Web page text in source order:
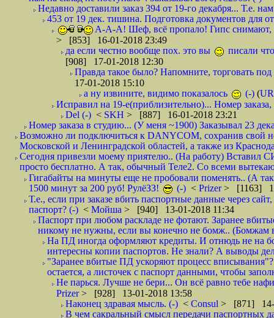
Недавно доставили заказ 394 от 19-го декабря... Т.е.
453 от 19 дек. тишина. Подготовка документов для
А-А-А! Шеф, всё пропало! Гипс снимают,
> [853] 16-01-2018 23:49
да если честно вообще пох. это вы
писали
[908] 17-01-2018 12:30
Правда такое было? Напомните, торговать
17-01-2018 15:10
а ну извините, видимо показалось
(-) (
Исправил на 19-е(приблизительно)... Номер
Del (-) < SKH > [887] 16-01-2018 23:21
Номер заказа в студию... (У меня ~1900) Заказывал 23
Возможно ли подключиться к DANYCOM, сохранив свой
Московской и Ленинградской областей, а также из
Сегодня привезли моему приятелю.. (На работу) Вставил
просто бесплатно. А так, обычный Теле2. Со всеми
Гигабайты на минуты еще не пробовали поменять.. (А
1500 минут за 200 руб! РулёЗЗ!
(-) < Prizer> [1163]
Т.е., если при заказе вбить паспортные данные через
паспорт? (-) < Мойша > [940] 13-01-2018 11:34
Паспорт при любом раскладе не фотают. Заранее
никому не нужны, если вы конечно не бомж.. (Бомжам
На ПД иногда оформляют кредиты. И отнюдь не на
интересны копии паспортов. Не знали? А выводы
"Заранее вбитые ПД ускоряют процесс
остается, а листочек с паспорт данными, чтобы
Не парься. Лучше не бери... Он всё равно тебе
Prizer> [928] 13-01-2018 13:58
Наконец здравая мысль. (-) < Consul > [871] 14-
В чем сакральный смысл передачи паспортных